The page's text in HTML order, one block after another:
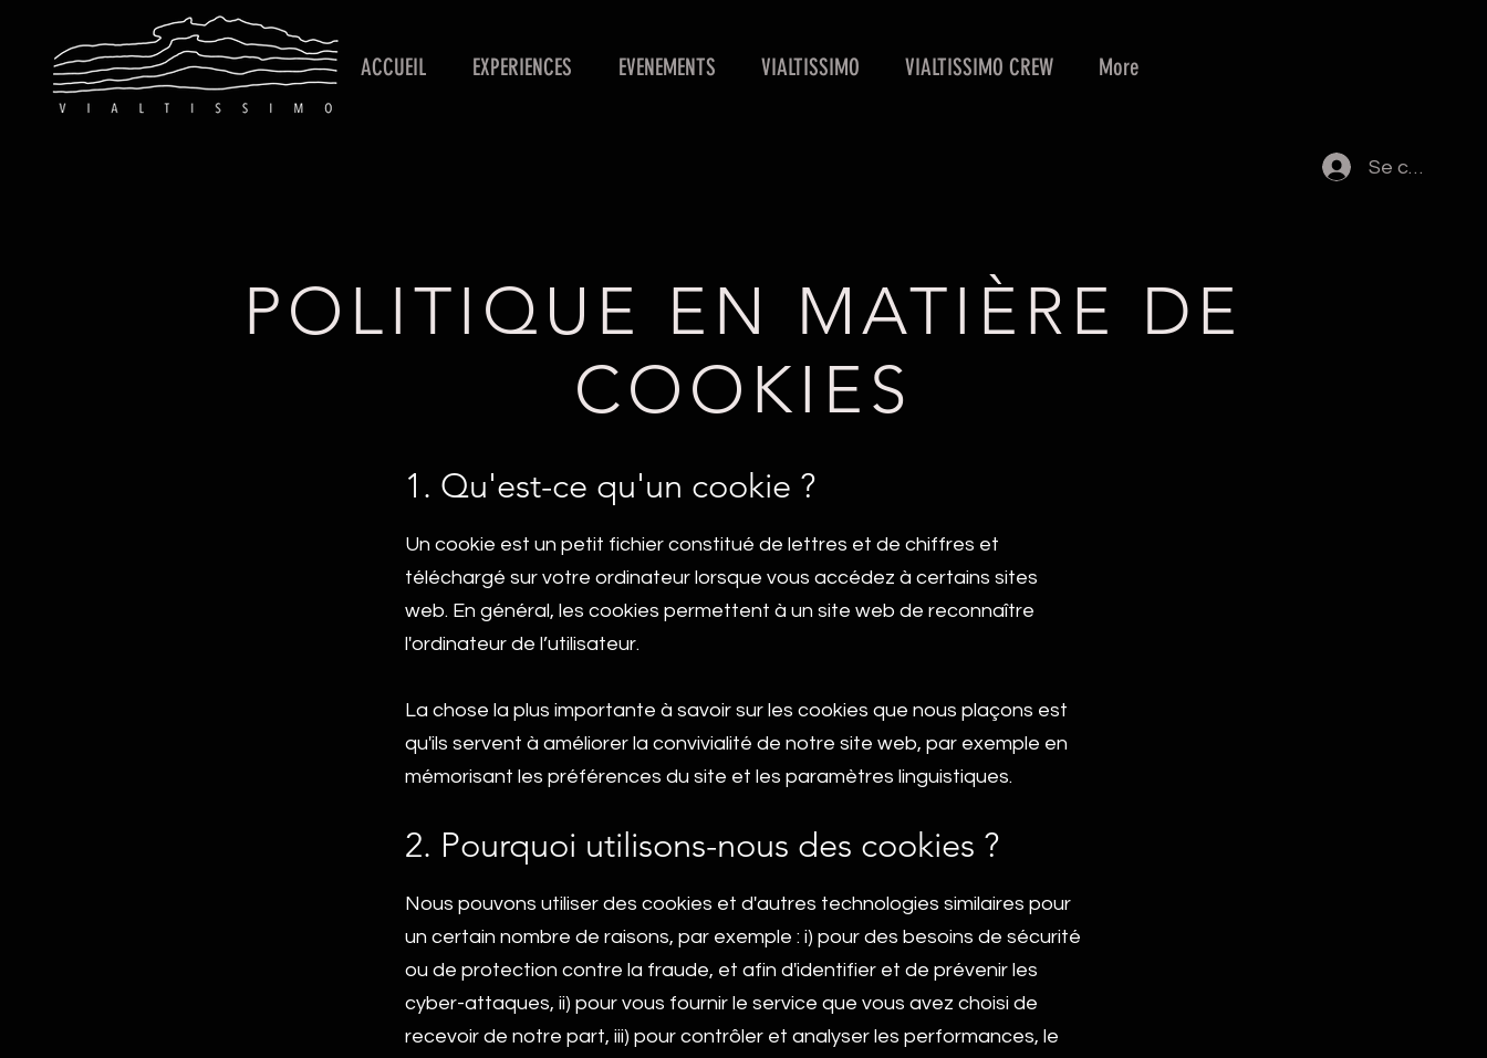
ACCUEIL EXPERIENCES EVENEMENTS VIALTISSIMO VIALTISSIMO CREW More
Se
POLITIQUE EN MATIÈRE DE
COOKIES
1. Qu'est-ce qu'un cookie ?
Un cookie est un petit fichier constitué de lettres et de chiffres et
téléchargé sur votre ordinateur lorsque vous accédez à certains sites
web. En général, les cookies permettent à un site web de reconnaître
l'ordinateur de l’utilisateur.
La chose la plus importante à savoir sur les cookies que nous plaçons est
qu'ils servent à améliorer la convivialité de notre site web, par exemple en
mémorisant les préférences du site et les paramètres linguistiques.
2. Pourquoi utilisons-nous des cookies ?
Nous pouvons utiliser des cookies et d'autres technologies similaires pour
un certain nombre de raisons, par exemple : i) pour des besoins de sécurité
ou de protection contre la fraude, et afin d'identifier et de prévenir les
cyber-attaques, ii) pour vous fournir le service que vous avez choisi de
recevoir de notre part, iii) pour contrôler et analyser les performances, le